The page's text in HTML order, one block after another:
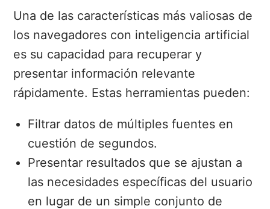
Una de las características más valiosas de
los navegadores con inteligencia artificial
es su capacidad para recuperar y
presentar información relevante
rápidamente. Estas herramientas pueden:
Filtrar datos de múltiples fuentes en
cuestión de segundos.
Presentar resultados que se ajustan a
las necesidades específicas del usuario
en lugar de un simple conjunto de